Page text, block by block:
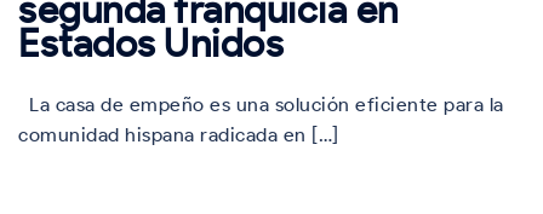
Estados Unidos
La casa de empeño es una solución eficiente para la
comunidad hispana radicada en […]